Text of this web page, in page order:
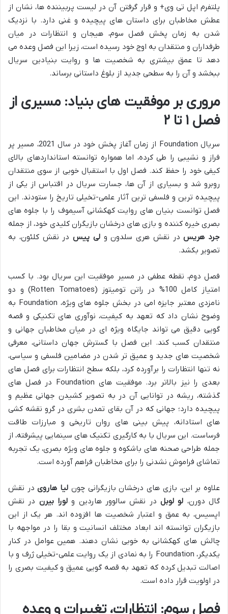
پلتفرم اپل تی وی+ و قرار گرفتن آن در لیست پربیننده ها، نشان از
عطش مخاطبان برای داستان های پیچیده و غنی دارد. با نزدیک
شدن به زمان پخش فصل سوم، هیجان و انتظارات در میان
طرفداران و منتقدان به اوج خود رسیده است، زیرا این فصل وعده می
دهد تا عمق بیشتری به شخصیت ها و روایت بنیادین سریال
ببخشد و آن را به سطحی جدید از بلوغ داستانی برساند.
مروری بر موفقیت های بنیاد: مسیری از
فصل ۱ تا ۲
سریال Foundation از زمان آغاز پخش خود در سال 2021، مسیر پر
فراز و نشیبی را طی کرده، اما همواره توانسته استانداردهای بالای
کیفی خود را حفظ کند. فصل اول با استقبال خوبی از سوی منتقدان
روبرو شد و بسیاری از آن ها، جسارت سریال در اقتباس از یکی از
پیچیده ترین و فلسفی ترین آثار علمی-تخیلی تاریخ را ستودند. این
فصل توانست بنیان های روایت کهکشانی آسیموف را با جلوه های
بصری خیره کننده و بازی های درخشان بازیگران کلیدی خود، از جمله
جرد هریسدر نقش هری سلدون ولی پیس در نقش کلئون، به
تصویر بکشد.
فصل دوم، نقطه عطفی در مسیر موفقیت این سریال بود. با کسب
امتیاز کامل 100% در راتن تومیتوز (Rotten Tomatoes) و دو
نامزدی معتبر جایزه امی در بخش جلوه های ویژه، Foundation به
وضوح نشان داد که تعهد به کیفیت، نوآوری های تکنیکی و قصه
گویی دقیق می تواند جایگاه ویژه ای در میان مخاطبان جهانی و
منتقدان کسب کند. این فصل با گسترش جهان داستانی، معرفی
شخصیت های جدید و عمیق تر شدن در مضامین فلسفی و سیاسی،
نه تنها انتظارات را برآورده کرد، بلکه سطح انتظارات برای فصل های
بعدی را نیز بالاتر برد. موفقیت های Foundation در فصل های
گذشته، ریشه در توانایی آن در به تصویر کشیدن جهانی عظیم و
پیچیده دارد؛ جهانی که در آن بقای تمدن بشری در گرو نقشه کشی
های استادانه، پیش بینی های روان تاریخی و مبارزات طاقت
فرساست. این سریال با به کارگیری تکنیک های سینمایی پیشرفته، از
جمله طراحی صحنه های باشکوه و جلوه های ویژه بصری، یک تجربه
تماشای فراموش نشدنی را برای مخاطبان فراهم آورده است.
علاوه بر این، بازی های درخشان بازیگرانی چون لیا هارویدر نقش
گال دورن، لو لوبلدر نقش سالوور هاردین و لورا بیرن در نقش
اپسیس، به عمق و اعتبار شخصیت ها افزوده اند. هر یک از این
بازیگران توانسته اند ابعاد مختلف انسانیت و بقا را در مواجهه با
چالش های کهکشانی به خوبی نشان دهند. همین عوامل در کنار
یکدیگر، Foundation را به نمادی از یک روایت علمی-تخیلی ژرف و با
اصالت تبدیل کرده که تعهد به قصه گویی عمیق و کیفیت بصری را
در اولویت قرار داده است.
فصل سوم: انتظارات، تغییرات و وعده